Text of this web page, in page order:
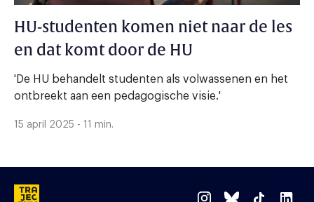
HU-studenten komen niet naar de les
en dat komt door de HU
'De HU behandelt studenten als volwassenen en het
ontbreekt aan een pedagogische visie.'
15 april 2025 - 11 min.